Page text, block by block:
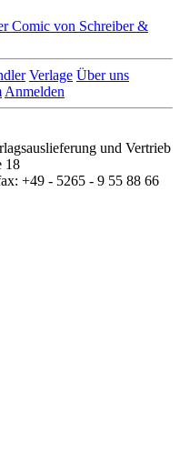
Comic von Schreiber &
Verlage Über uns
Anmelden
und Vertrieb
18
+49 - 5265 - 9 55 88 66